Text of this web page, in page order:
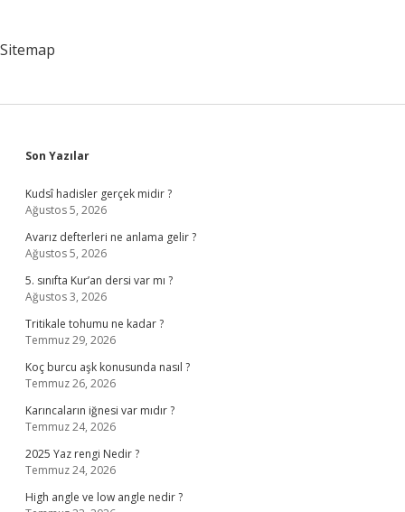
Sitemap
Sidebar
Son Yazılar
Kudsî hadisler gerçek midir ?
Ağustos 5, 2026
Avarız defterleri ne anlama gelir ?
Ağustos 5, 2026
5. sınıfta Kur’an dersi var mı ?
Ağustos 3, 2026
Tritikale tohumu ne kadar ?
Temmuz 29, 2026
Koç burcu aşk konusunda nasıl ?
Temmuz 26, 2026
Karıncaların iğnesi var mıdır ?
Temmuz 24, 2026
2025 Yaz rengi Nedir ?
Temmuz 24, 2026
High angle ve low angle nedir ?